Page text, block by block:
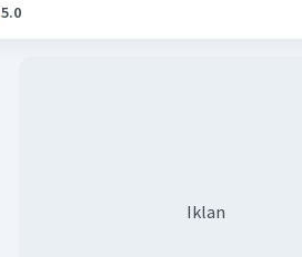
5.0
Iklan